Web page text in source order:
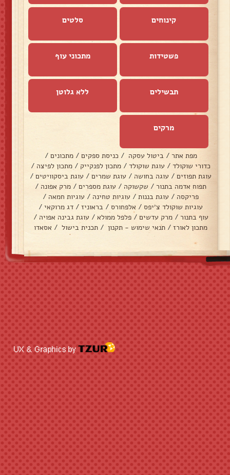
קינוחים סלטים
פשטידות מתכוני עוף
תבשילים ללא גלוטן
מרקים
מפת אתר / ביטול עסקה / כניסת ספקים / מתכונים /
כדורי שוקולד / עוגת שוקולד / מתכון לפנקייק / מתכון לפיצה /
עוגת תפוזים / עוגה בחושה / עוגת שמרים / עוגת ביסקוויטים/
תפוח אדמה בתנור / שקשוקה / עוגת מספרים / מרק אפונה /
פריקסה / עוגת בננות / עוגיות טחינה / עוגיות חמאה /
עוגיות שוקולד צ׳יפס / אלפחורס / בראוניז / דג מרוקאי /
עוף בתנור / מרק עדשים / פלפל ממולא / עוגת גבינה אפויה /
מתכון לאורז / תנאי שימוש - תקנון / תכנית בישול / אסאדו